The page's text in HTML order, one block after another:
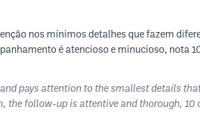
nos mínimos detalhes que fazem
é atencioso e minucioso, nota
pays attention to the smallest details
the follow-up is attentive and thorough, 10